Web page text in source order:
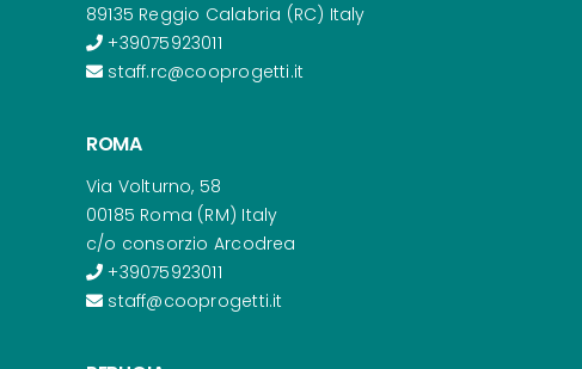
89135 Reggio Calabria (RC) Italy
+39075923011
staff.rc@cooprogetti.it
ROMA
Via Volturno, 58
00185 Roma (RM) Italy
c/o consorzio Arcodrea
+39075923011
staff@cooprogetti.it